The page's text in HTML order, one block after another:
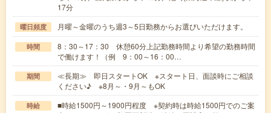
17分
曜日頻度 月曜～金曜のうち週3～5日勤務からお選びいただけます。
時間
8：30～17：30 休憩60分上記勤務時間より希望の勤務時間
で働けます！（例 9：00～16：00…
期間
≪長期≫ 即日スタートOK ※スタート日、面談時にご相談
ください♪ ※8月～・9月～もOK
時給
■時給1500円～1900円程度 ※契約時は時給1500円でのご案